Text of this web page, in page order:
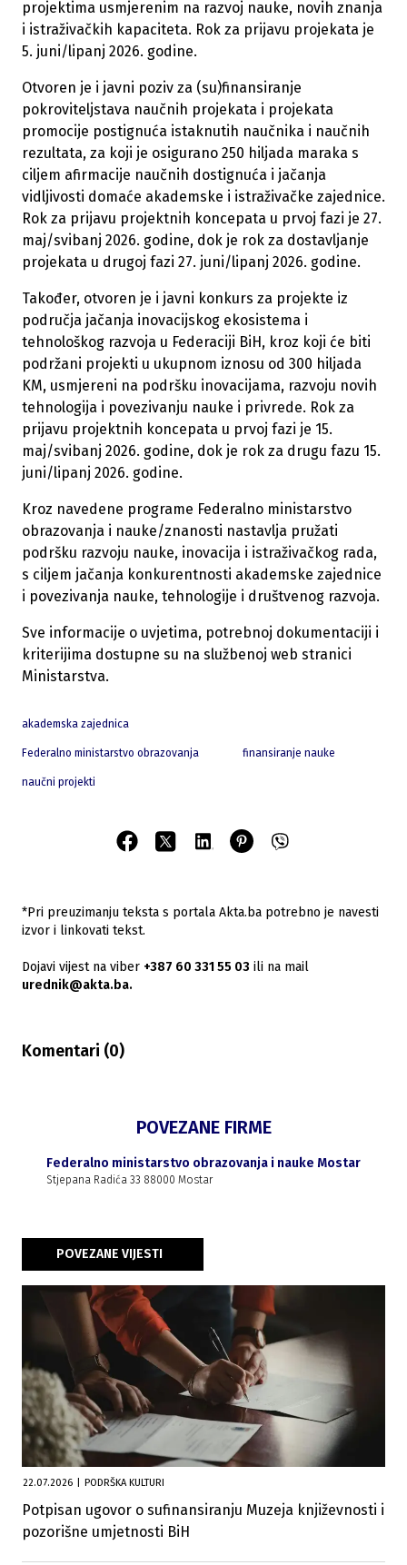
projektima usmjerenim na razvoj nauke, novih znanja
i istraživačkih kapaciteta. Rok za prijavu projekata je
5. juni/lipanj 2026. godine.
Otvoren je i javni poziv za (su)finansiranje
pokroviteljstava naučnih projekata i projekata
promocije postignuća istaknutih naučnika i naučnih
rezultata, za koji je osigurano 250 hiljada maraka s
ciljem afirmacije naučnih dostignuća i jačanja
vidljivosti domaće akademske i istraživačke zajednice.
Rok za prijavu projektnih koncepata u prvoj fazi je 27.
maj/svibanj 2026. godine, dok je rok za dostavljanje
projekata u drugoj fazi 27. juni/lipanj 2026. godine.
Također, otvoren je i javni konkurs za projekte iz
područja jačanja inovacijskog ekosistema i
tehnološkog razvoja u Federaciji BiH, kroz koji će biti
podržani projekti u ukupnom iznosu od 300 hiljada
KM, usmjereni na podršku inovacijama, razvoju novih
tehnologija i povezivanju nauke i privrede. Rok za
prijavu projektnih koncepata u prvoj fazi je 15.
maj/svibanj 2026. godine, dok je rok za drugu fazu 15.
juni/lipanj 2026. godine.
Kroz navedene programe Federalno ministarstvo
obrazovanja i nauke/znanosti nastavlja pružati
podršku razvoju nauke, inovacija i istraživačkog rada,
s ciljem jačanja konkurentnosti akademske zajednice
i povezivanja nauke, tehnologije i društvenog razvoja.
Sve informacije o uvjetima, potrebnoj dokumentaciji i
kriterijima dostupne su na službenoj web stranici
Ministarstva.
akademska zajednica
Federalno ministarstvo obrazovanja finansiranje nauke
naučni projekti
*Pri preuzimanju teksta s portala Akta.ba potrebno je navesti
izvor i linkovati tekst.
Dojavi vijest na viber +387 60 331 55 03 ili na mail
urednik@akta.ba.
Komentari (0)
POVEZANE FIRME
Federalno ministarstvo obrazovanja i nauke Mostar
Stjepana Radića 33 88000 Mostar
POVEZANE VIJESTI
22.07.2026 PODRŠKA KULTURI
Potpisan ugovor o sufinansiranju Muzeja književnosti i
pozorišne umjetnosti BiH